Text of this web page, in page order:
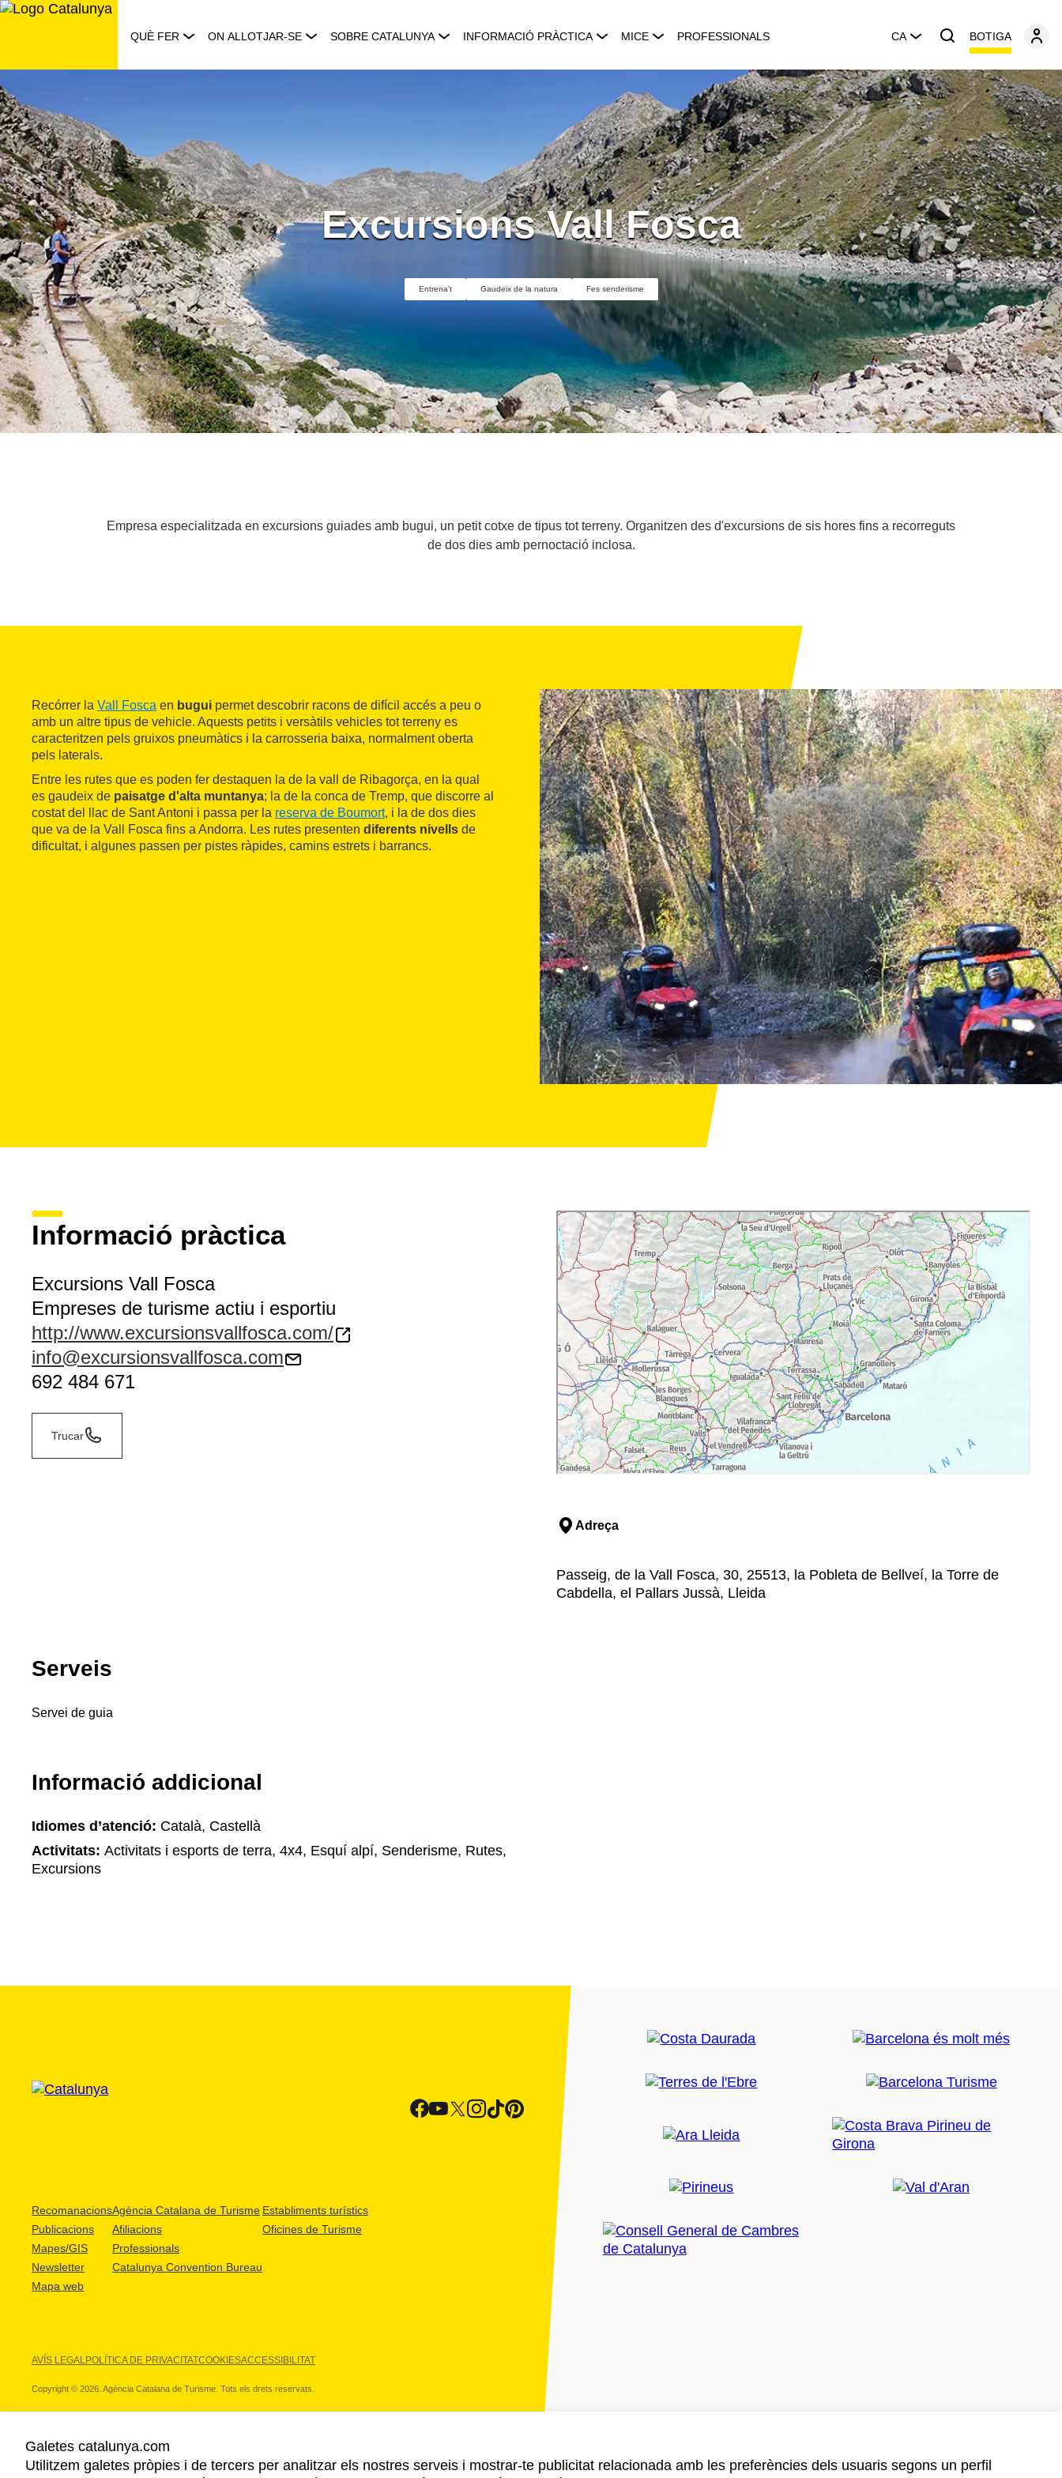
Saltar
QUÈ FER ON ALLOTJAR-SE SOBRE CATALUNYA INFORMACIÓ PRÀCTICA MICE PROFESSIONALS CA BOTIGA
Excursions Vall Fosca
Entrena't Gaudeix de la natura Fes senderisme
Empresa especialitzada en excursions guiades amb bugui, un petit cotxe de tipus tot terreny. Organitzen des d'excursions de sis hores fins a recorreguts
de dos dies amb pernoctació inclosa.
Recórrer la Vall Fosca en bugui permet descobrir racons de difícil accés a peu o
amb un altre tipus de vehicle. Aquests petits i versàtils vehicles tot terreny es
caracteritzen pels gruixos pneumàtics i la carrosseria baixa, normalment oberta
pels laterals.
Entre les rutes que es poden fer destaquen la de la vall de Ribagorça, en la qual
es gaudeix de paisatge d'alta muntanya; la de la conca de Tremp, que discorre al
costat del llac de Sant Antoni i passa per la reserva de Boumort, i la de dos dies
que va de la Vall Fosca fins a Andorra. Les rutes presenten diferents nivells de
dificultat, i algunes passen per pistes ràpides, camins estrets i barrancs.
Informació pràctica
Excursions Vall Fosca
Empreses de turisme actiu i esportiu
http://www.excursionsvallfosca.com/
info@excursionsvallfosca.com
692 484 671
Trucar
Adreça
Passeig, de la Vall Fosca, 30, 25513, la Pobleta de Bellveí, la Torre de
Cabdella, el Pallars Jussà, Lleida
Serveis
Servei de guia
Informació addicional
Idiomes d’atenció: Català, Castellà
Activitats: Activitats i esports de terra, 4x4, Esquí alpí, Senderisme, Rutes,
Excursions
Recomanacions
Publicacions
Mapes/GIS
Newsletter
Mapa web
Agència Catalana de Turisme
Afiliacions
Professionals
Catalunya Convention Bureau
Establiments turístics
Oficines de Turisme
AVÍS LEGALPOLÍTICA DE PRIVACITATCOOKIESACCESSIBILITAT
Copyright © 2026. Agència Catalana de Turisme. Tots els drets reservats.
Galetes catalunya.com
Utilitzem galetes pròpies i de tercers per analitzar els nostres serveis i mostrar-te publicitat relacionada amb les preferències dels usuaris segons un perfil